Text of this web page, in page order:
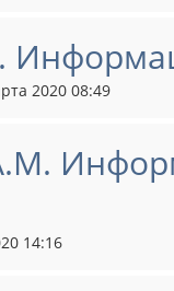
2020 08:49
14:16